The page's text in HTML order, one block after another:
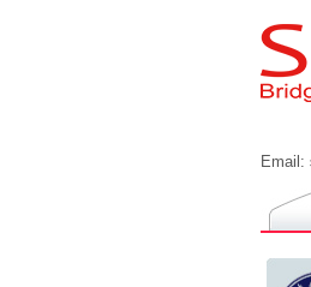
Email: